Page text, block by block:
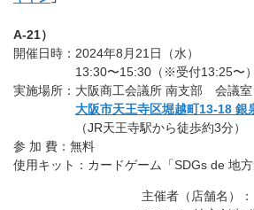
（受付
A-21）
開催日時：2024年8月21日（水）
13:30〜15:30（※受付13:25〜）
実施場所：大阪商工会議所 南支部 会議室
大阪市天王寺区堀越町13-18 銀
（JR天王寺駅から徒歩約3分）
参 加 費：無料
使用キット：カードゲーム「SDGs de 地方
主催者（店舗名）：